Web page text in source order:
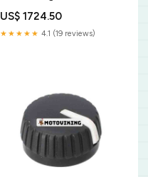
US$ 1724.50
★★★★★ 4.1 (19 reviews)